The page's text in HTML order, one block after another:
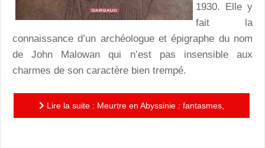
1930. Elle y
fait la
connaissance d’un archéologue et épigraphe du nom
de John Malowan qui n’est pas insensible aux
charmes de son caractère bien trempé.
Lire la suite : Meurtre en Abyssinie : fantasmes,